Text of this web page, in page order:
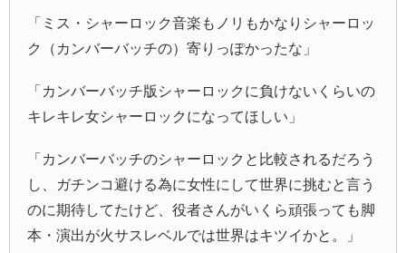
「ミス・シャーロック音楽もノリもかなりシャーロッ
ク（カンバーバッチの）寄りっぽかったな」
「カンバーバッチ版シャーロックに負けないくらいの
キレキレ女シャーロックになってほしい」
「カンバーバッチのシャーロックと比較されるだろう
し、ガチンコ避ける為に女性にして世界に挑むと言う
のに期待してたけど、役者さんがいくら頑張っても脚
本・演出が火サスレベルでは世界はキツイかと。」